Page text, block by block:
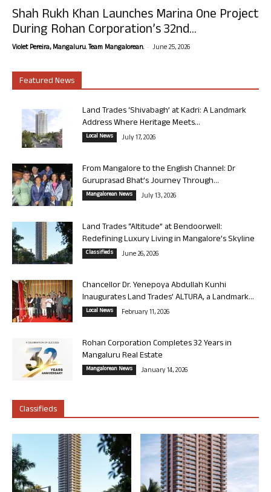
Shah Rukh Khan Launches Marina One Project
During Rohan Corporation’s 32nd...
Violet Pereira, Mangaluru. Team Mangalorean. - June 25, 2026
Featured News
Land Trades ‘Shivabagh’ at Kadri: A Landmark
Address Where Heritage Meets...
Local News July 17, 2026
From Mangalore to the English Channel: Dr
Guruprasad Bhat’s Journey Through...
Mangalorean News July 13, 2026
Land Trades “Altitude” at Bendoorwell:
Redefining Luxury Living in Mangalore’s Skyline
Classifieds June 26, 2026
Chancellor Dr. Yenepoya Abdullah Kunhi
Inaugurates Land Trades’ ALTURA, a Landmark...
Local News February 11, 2026
Rohan Corporation Completes 32 Years in
Mangaluru Real Estate
Mangalorean News January 14, 2026
Classifieds